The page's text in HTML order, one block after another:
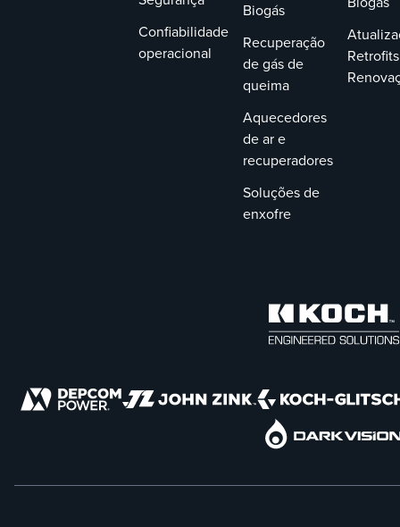
Confiabilidade
operacional
Biogás
Recuperação
de gás de
queima
Aquecedores
de ar e
recuperadores
Soluções de
enxofre